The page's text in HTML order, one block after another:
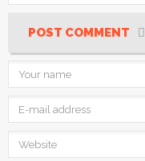
POST COMMENT